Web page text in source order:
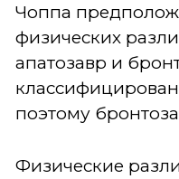
Чоппа
физических
апатозавр и
поэтому
Физические